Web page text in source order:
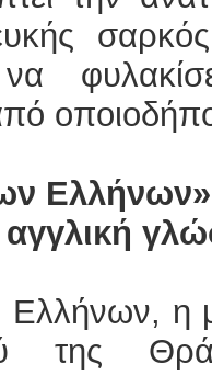
Ελλήνων»
αγγλική
Ελλήνων, η
της